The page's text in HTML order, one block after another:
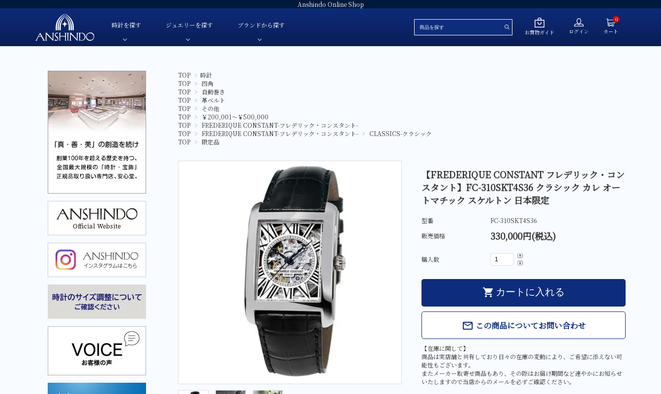
Anshindo Online Shop
時計を探す
TUDOR-チューダー
OMEGA-オメガ-
HAMILTON-ハミルトン-
G-SHOCK-ジーショック-
GARMIN-ガーミン-
FREDERIQUE CONSTANT-
フレデリック・コンスタント-
CITIZEN-シチズン-
SEIKO-セイコー-
Cuervo y Sobrinos-クエル
ボ・イ・ソブリノス-
自動巻き
手巻き
クオーツ
ソーラー
スマートウォッチ
ファブリック
レディース
青
シルバー
マザーオブパール
ジュエリーを探す
色・素材
価格
ブランド
色・素材
価格
ブランド
ブランド
ブランドから探す
TUDOR-チューダー-
OMEGA-オメガ-
HAMILTON-ハミルトン-
G-SHOCK-ジーショック-
GARMIN-ガーミン-
FREDERIQUE CONSTANT-フレデリック・コンスタント-
CAMPANOLA-カンパノラ-
CITIZEN-シチズン-
SEIKO-セイコー-
Cuervo y Sobrinos-クエルボ・イ・ソブリノス-
E'NOS-イーノス-
Sweet 10 Diamond-スイートテンダイヤモンド-
SUWA-スワ-
AbHeri-アベリ-
大判・小判
金工芸品
お買物ガイド ログイン
0
カート
TOP > 時計
TOP > 四角
TOP >
自動巻き
TOP > 革ベルト
TOP > その他
TOP >
￥200,001～￥500,000
TOP > FREDERIQUE CONSTANT-フレデリック・コンスタント-
TOP > FREDERIQUE CONSTANT-フレデリック・コンスタント- > CLASSICS-クラシック
TOP > 限定品
【FREDERIQUE CONSTANT フレデリック・コン
スタント】FC-310SKT4S36 クラシック カレ オー
トマチック スケルトン 日本限定
型番
FC-310SKT4S36
販売価格
330,000円(税込)
購入数
shopping_cart カートに入れる
mail_outline この商品についてお問い合わせ
【在庫に関して】
商品は実店舗と共有しており日々の在庫の変動により、ご希望に添えない可
能性もございます。
またメーカー取寄せ商品もあり、その際はお届け期間など速やかにお知らせ
いたしますので当店からのメールを必ずご確認ください。